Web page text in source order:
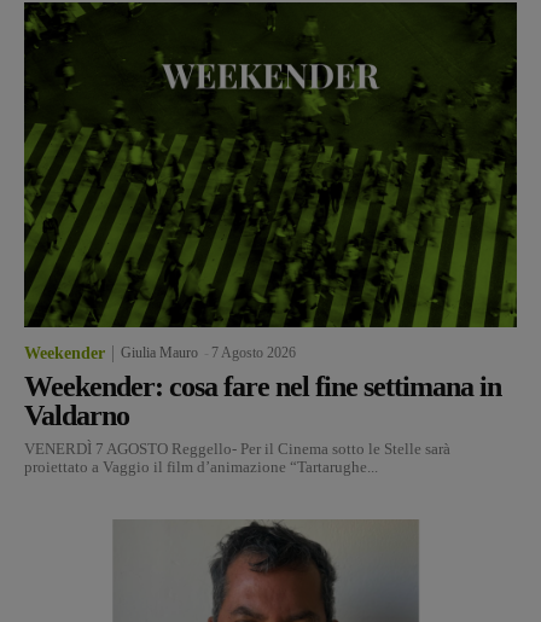
Weekender Giulia Mauro 7 Agosto 2026
Weekender: cosa fare nel fine settimana in
Valdarno
VENERDÌ 7 AGOSTO Reggello- Per il Cinema sotto le Stelle sarà
proiettato a Vaggio il film d’animazione “Tartarughe...